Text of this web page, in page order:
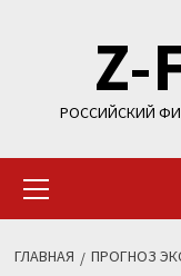
содержимомуZ-
РОССИЙСКИЙ
меню
ГЛАВНАЯ ПРОГНОЗ